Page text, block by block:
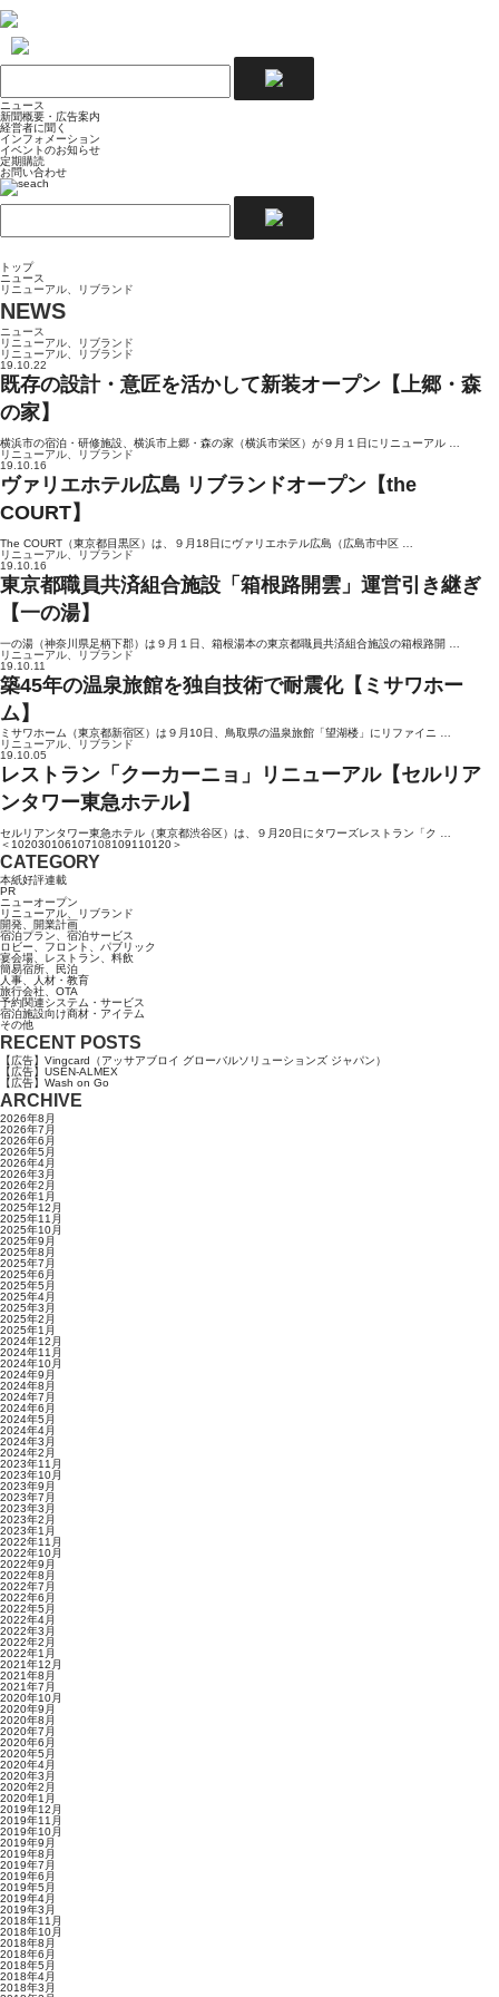
ニュース
新聞概要・広告案内
経営者に聞く
インフォメーション
イベントのお知らせ
定期購読
お問い合わせ
トップ
ニュース
リニューアル、リブランド
NEWS
ニュース
リニューアル、リブランド
リニューアル、リブランド
19.10.22
既存の設計・意匠を活かして新装オープン【上郷・森
の家】
横浜市の宿泊・研修施設、横浜市上郷・森の家（横浜市栄区）が９月１日にリニューアル …
リニューアル、リブランド
19.10.16
ヴァリエホテル広島 リブランドオープン【the
COURT】
The COURT（東京都目黒区）は、９月18日にヴァリエホテル広島（広島市中区 …
リニューアル、リブランド
19.10.16
東京都職員共済組合施設「箱根路開雲」運営引き継ぎ
【一の湯】
一の湯（神奈川県足柄下郡）は９月１日、箱根湯本の東京都職員共済組合施設の箱根路開 …
リニューアル、リブランド
19.10.11
築45年の温泉旅館を独自技術で耐震化【ミサワホー
ム】
ミサワホーム（東京都新宿区）は９月10日、鳥取県の温泉旅館「望湖楼」にリファイニ …
リニューアル、リブランド
19.10.05
レストラン「クーカーニョ」リニューアル【セルリア
ンタワー東急ホテル】
セルリアンタワー東急ホテル（東京都渋谷区）は、９月20日にタワーズレストラン「ク …
＜ 102030106107108109110120＞
CATEGORY
本紙好評連載
PR
ニューオープン
リニューアル、リブランド
開発、開業計画
宿泊プラン、宿泊サービス
ロビー、フロント、パブリック
宴会場、レストラン、料飲
簡易宿所、民泊
人事、人材・教育
旅行会社、OTA
予約関連システム・サービス
宿泊施設向け商材・アイテム
その他
RECENT POSTS
【広告】Vingcard（アッサアブロイ グローバルソリューションズ ジャパン）
【広告】USEN-ALMEX
【広告】Wash on Go
ARCHIVE
2026年8月
2026年7月
2026年6月
2026年5月
2026年4月
2026年3月
2026年2月
2026年1月
2025年12月
2025年11月
2025年10月
2025年9月
2025年8月
2025年7月
2025年6月
2025年5月
2025年4月
2025年3月
2025年2月
2025年1月
2024年12月
2024年11月
2024年10月
2024年9月
2024年8月
2024年7月
2024年6月
2024年5月
2024年4月
2024年3月
2024年2月
2023年11月
2023年10月
2023年9月
2023年7月
2023年3月
2023年2月
2023年1月
2022年11月
2022年10月
2022年9月
2022年8月
2022年7月
2022年6月
2022年5月
2022年4月
2022年3月
2022年2月
2022年1月
2021年12月
2021年8月
2021年7月
2020年10月
2020年9月
2020年8月
2020年7月
2020年6月
2020年5月
2020年4月
2020年3月
2020年2月
2020年1月
2019年12月
2019年11月
2019年10月
2019年9月
2019年8月
2019年7月
2019年6月
2019年5月
2019年4月
2019年3月
2018年11月
2018年10月
2018年8月
2018年6月
2018年5月
2018年4月
2018年3月